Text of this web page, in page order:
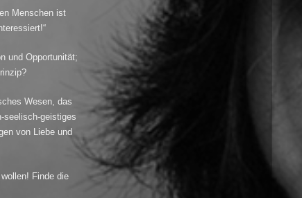
Menschen ist
und Opportunität;
Wesen, das
seelisch-geistiges
von Liebe und
Finde die